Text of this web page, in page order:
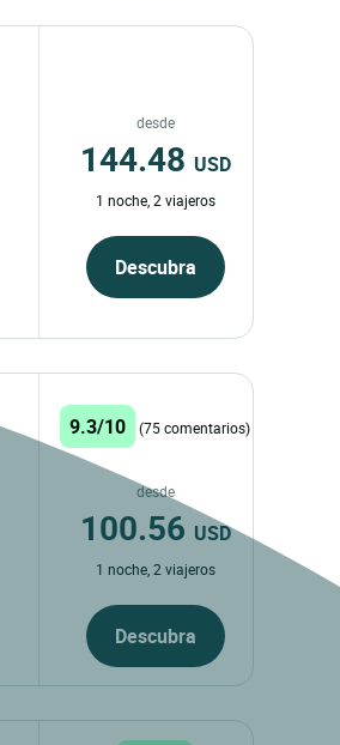
desde
144.48 USD
1 noche, 2 viajeros
Descubra
9.3/10 (75 comentarios)
desde
100.56 USD
1 noche, 2 viajeros
Descubra